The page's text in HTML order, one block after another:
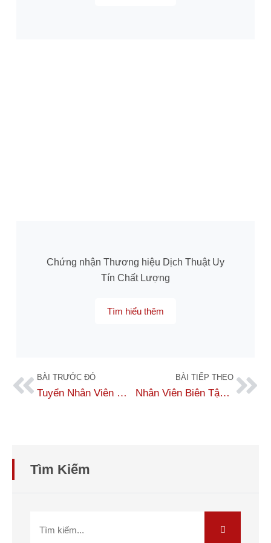
Chứng nhận Thương hiệu Dịch Thuật Uy
Tín Chất Lượng
Tìm hiểu thêm
BÀI TRƯỚC ĐÓ
Tuyển Nhân Viên Marketing Online
BÀI TIẾP THEO
Nhân Viên Biên Tập & Sáng Tạo Nội Dung – Làm Việc Online/ Offline
Tìm Kiếm